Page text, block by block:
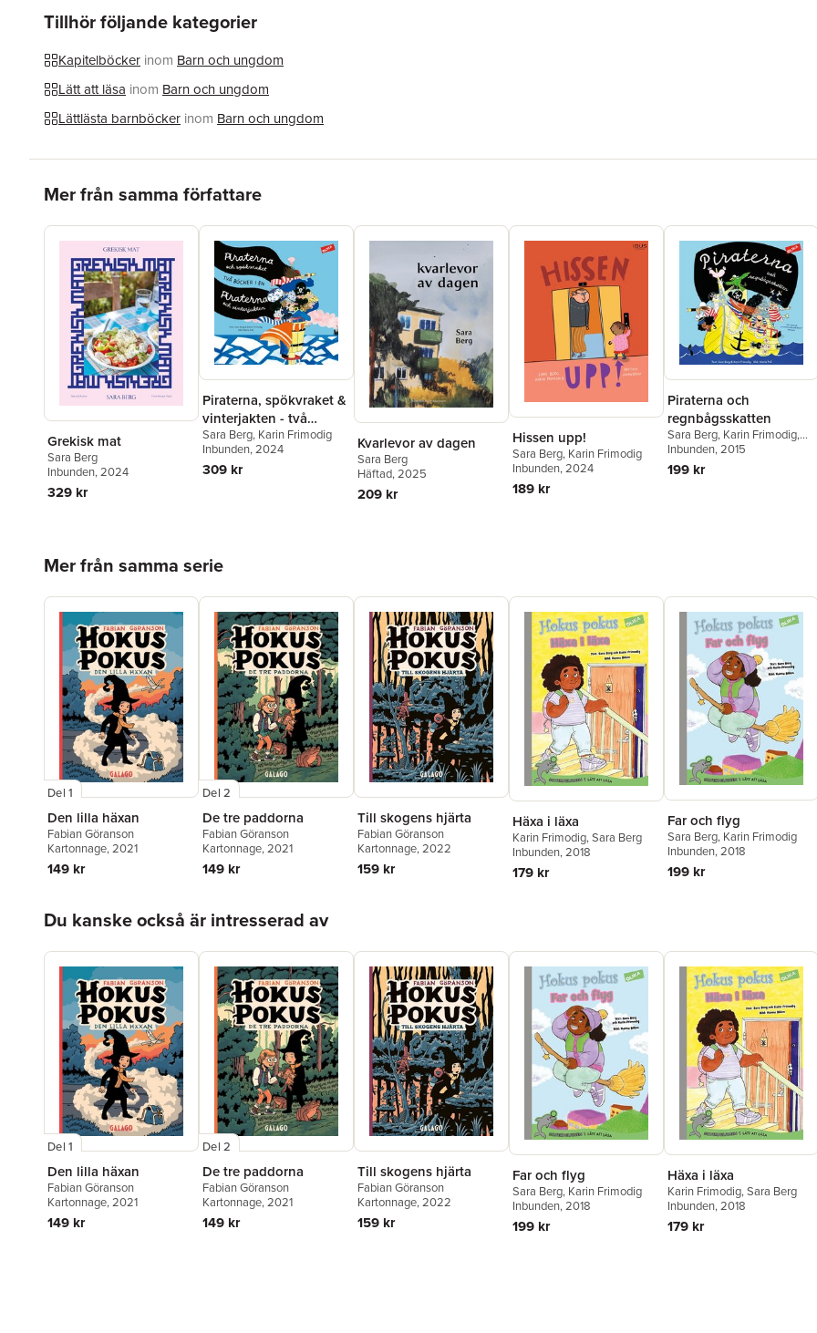
Tillhör följande kategorier
Kapitelböcker inom Barn och ungdom
Lätt att läsa inom Barn och ungdom
Lättlästa barnböcker inom Barn och ungdom
Mer från samma författare
Grekisk mat
Sara Berg
Inbunden, 2024
329 kr
Piraterna, spökvraket &
vinterjakten - två
böcker i en!
Sara Berg, Karin Frimodig
Inbunden, 2024
309 kr
Kvarlevor av dagen
Sara Berg
Häftad, 2025
209 kr
Hissen upp!
Sara Berg, Karin Frimodig
Inbunden, 2024
189 kr
Piraterna och
regnbågsskatten
Sara Berg, Karin Frimodig,
Maria Poll
Inbunden, 2015
199 kr
Mer från samma serie
Del 1
Den lilla häxan
Fabian Göranson
Kartonnage, 2021
149 kr
Del 2
De tre paddorna
Fabian Göranson
Kartonnage, 2021
149 kr
Till skogens hjärta
Fabian Göranson
Kartonnage, 2022
159 kr
Häxa i läxa
Karin Frimodig,Sara Berg
Inbunden, 2018
179 kr
Far och flyg
Sara Berg, Karin Frimodig
Inbunden, 2018
199 kr
Du kanske också är intresserad av
Del 1
Den lilla häxan
Fabian Göranson
Kartonnage, 2021
149 kr
Del 2
De tre paddorna
Fabian Göranson
Kartonnage, 2021
149 kr
Till skogens hjärta
Fabian Göranson
Kartonnage, 2022
159 kr
Far och flyg
Sara Berg, Karin Frimodig
Inbunden, 2018
199 kr
Häxa i läxa
Karin Frimodig,Sara Berg
Inbunden, 2018
179 kr